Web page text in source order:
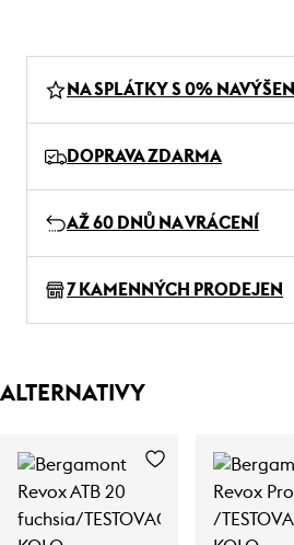
NA SPLÁTKY S 0% NAVÝŠENÍ
DOPRAVA ZDARMA
AŽ 60 DNŮ NA VRÁCENÍ
7 KAMENNÝCH PRODEJEN
ALTERNATIVY